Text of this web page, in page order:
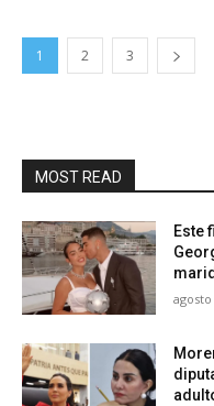
1 2 3
MOST READ
Este
agosto